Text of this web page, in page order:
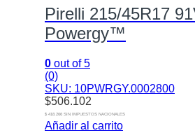
Pirelli 215/45R17
Powergy™
0 out of 5
(0)
SKU: 10PWRGY.0002800
$506.102
$ 418.266 SIN IMPUESTOS NACIONALES
Añadir al carrito